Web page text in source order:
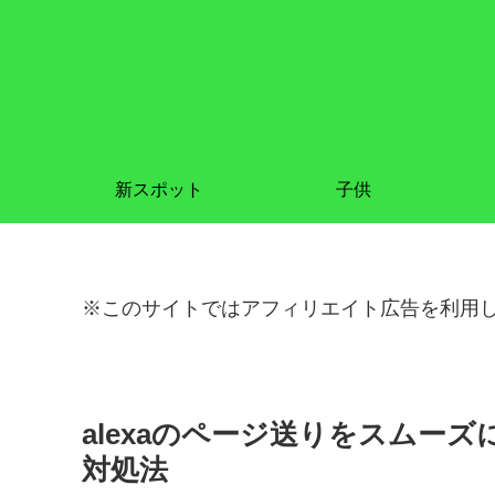
新スポット 子供
※このサイトではアフィリエイト広告を利用
alexaのページ送りをスムーズ
対処法